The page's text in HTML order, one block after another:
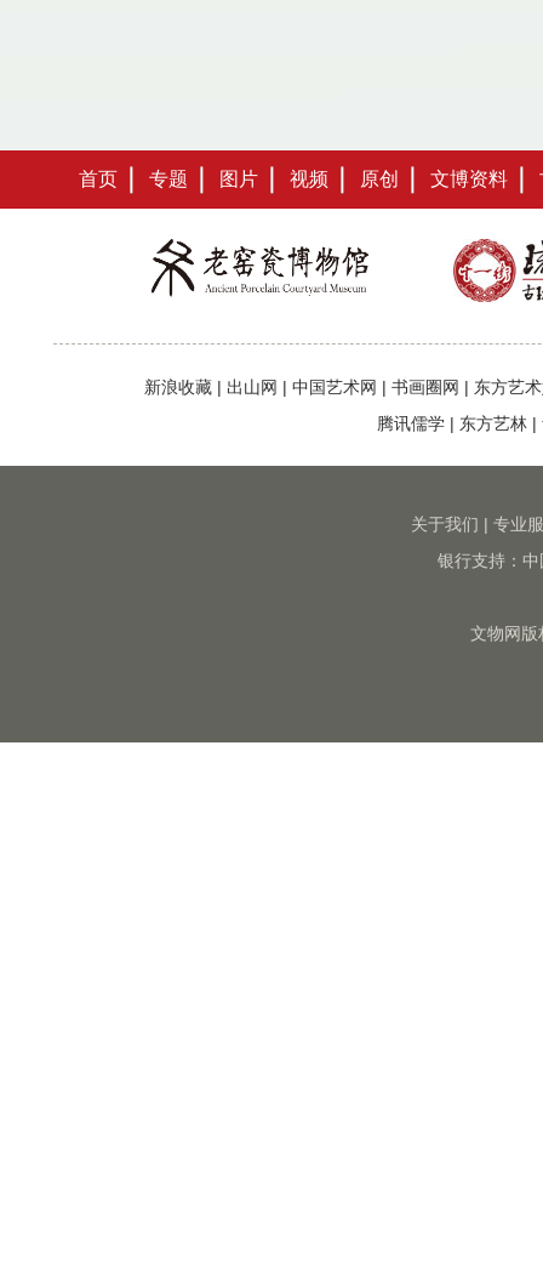
首页 专题 图片 视频 原创 文博资料
新浪收藏 | 出山网 | 中国艺术网 | 书画圈网 | 东方艺
腾讯儒学 | 东方艺林 |
关于我们 | 专业
银行支持：
文物网